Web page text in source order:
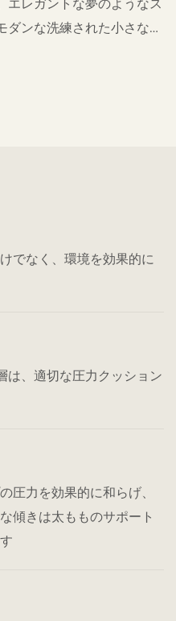
エレガントな夢のようなス
ダンな洗練された小さなス
でなく、環境を効果的に
は、適切な圧力クッション
圧力を効果的に和らげ、
傾きは太もものサポート